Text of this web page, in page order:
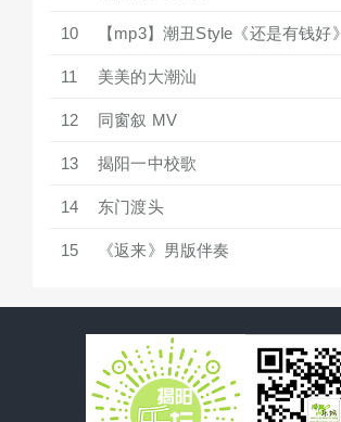
10 【mp3】潮丑Style《还是有钱好》
11 美美的大潮汕
12 同窗叙 MV
13 揭阳一中校歌
14 东门渡头
15 《返来》男版伴奏